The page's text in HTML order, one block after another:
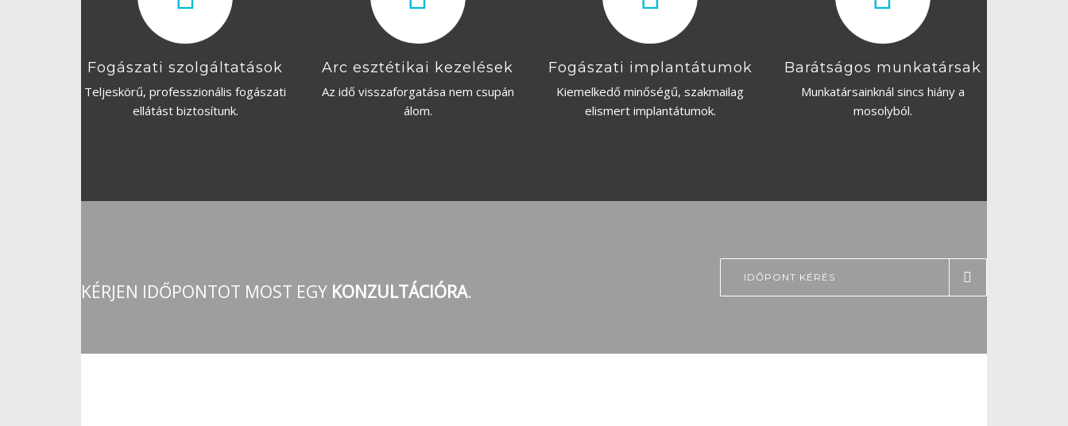
Fogászati szolgáltatások
Teljeskörű, professzionális fogászati
ellátást biztosítunk.
Arc esztétikai kezelések
Az idő visszaforgatása nem csupán
álom.
Fogászati implantátumok
Kiemelkedő minőségű, szakmailag
elismert implantátumok.
Barátságos munkatársak
Munkatársainknál sincs hiány a
mosolyból.
KÉRJEN IDŐPONTOT MOST EGY KONZULTÁCIÓRA.
IDŐPONT KÉRÉS